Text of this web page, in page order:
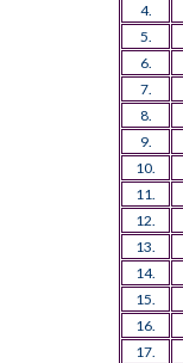
4.
5.
6.
7.
8.
9.
10.
11.
12.
13.
14.
15.
16.
17.